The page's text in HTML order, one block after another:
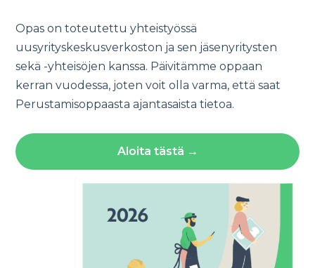
Opas on toteutettu yhteistyössä
uusyrityskeskusverkoston ja sen jäsenyritysten
sekä -yhteisöjen kanssa. Päivitämme oppaan
kerran vuodessa, joten voit olla varma, että saat
Perustamisoppaasta ajantasaista tietoa.
Aloita tästä →